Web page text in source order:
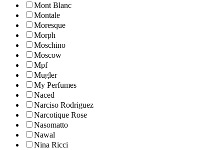
Mont Blanc
Montale
Moresque
Morph
Moschino
Moscow
Mpf
Mugler
My Perfumes
Naced
Narciso Rodriguez
Narcotique Rose
Nasomatto
Nawal
Nina Ricci